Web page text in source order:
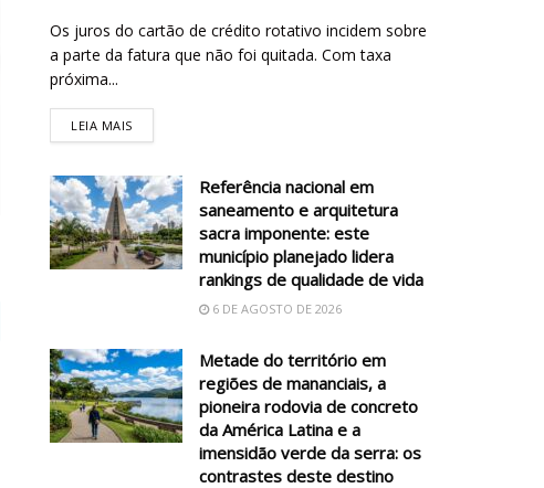
Os juros do cartão de crédito rotativo incidem sobre
a parte da fatura que não foi quitada. Com taxa
próxima...
LEIA MAIS
Referência nacional em
saneamento e arquitetura
sacra imponente: este
município planejado lidera
rankings de qualidade de vida
6 DE AGOSTO DE 2026
Metade do território em
regiões de mananciais, a
pioneira rodovia de concreto
da América Latina e a
imensidão verde da serra: os
contrastes deste destino